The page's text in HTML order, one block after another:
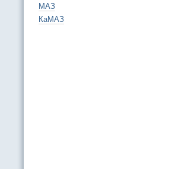
МАЗ
КаМАЗ